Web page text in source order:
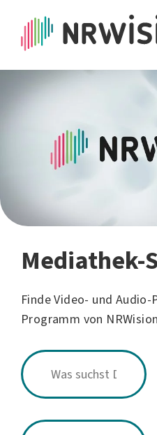
Mediathek-
Finde Video- und
Programm von NRWision